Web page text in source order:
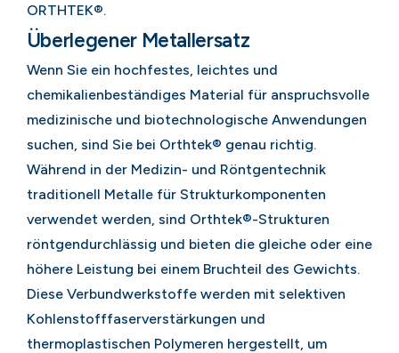
ORTHTEK®.
Überlegener Metallersatz
Wenn Sie ein hochfestes, leichtes und
chemikalienbeständiges Material für anspruchsvolle
medizinische und biotechnologische Anwendungen
suchen, sind Sie bei Orthtek® genau richtig.
Während in der Medizin- und Röntgentechnik
traditionell Metalle für Strukturkomponenten
verwendet werden, sind Orthtek®-Strukturen
röntgendurchlässig und bieten die gleiche oder eine
höhere Leistung bei einem Bruchteil des Gewichts.
Diese Verbundwerkstoffe werden mit selektiven
Kohlenstofffaserverstärkungen und
thermoplastischen Polymeren hergestellt, um